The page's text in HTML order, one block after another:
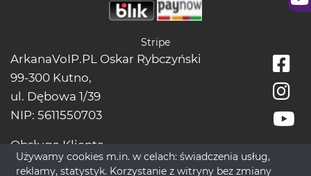
Stripe
ArkanaVoIP.PL Oskar Rybczyński
99-300 Kutno,
ul. Dębowa 1/39
NIP: 5611550703
Obsługa Klienta
tel.:+48228966666
Używamy cookies m.in. w celach: świadczenia usług,
reklamy, statystyk. Korzystanie z witryny bez zmiany